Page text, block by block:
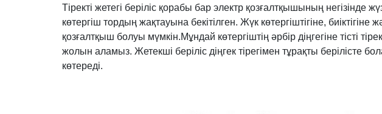
Тіректі жетегі беріліс қорабы бар электр қозғалтқышының негізінде
көтергіш тордың жақтауына бекітілген. Жүк көтергіштігіне,
қозғалтқыш болуы мүмкін.Мұндай көтергіштің әрбір діңгегіне тісті
жолын аламыз. Жетекші беріліс діңгек тірегімен тұрақты берілісте
көтереді.